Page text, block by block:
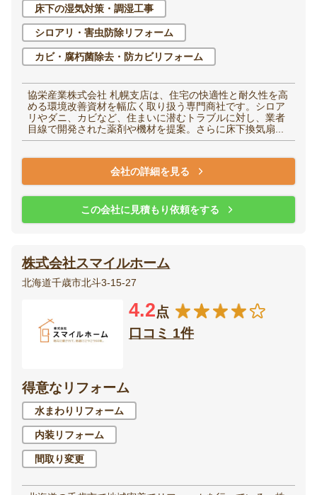
床下の湿気対策・調湿工事
シロアリ・害虫防除リフォーム
カビ・腐朽菌除去・防カビリフォーム
協栄産業株式会社 札幌支店は、住宅の快適性と耐久性を高
める環境改善資材を幅広く取り扱う専門商社です。シロア
リやダニ、カビなど、住まいに潜むトラブルに対し、業者
目線で開発された薬剤や機材を提案。さらに床下換気扇...
会社の詳細を見る
この会社に見積もり依頼をする
株式会社スマイルホーム
北海道千歳市北斗3-15-27
4.2点
口コミ 1件
得意なリフォーム
水まわりリフォーム
内装リフォーム
間取り変更